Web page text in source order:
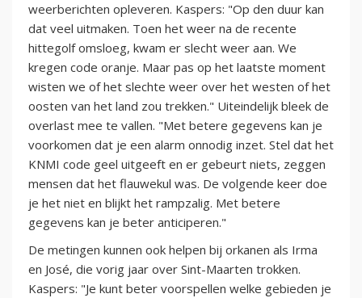
weerberichten opleveren. Kaspers: "Op den duur kan
dat veel uitmaken. Toen het weer na de recente
hittegolf omsloeg, kwam er slecht weer aan. We
kregen code oranje. Maar pas op het laatste moment
wisten we of het slechte weer over het westen of het
oosten van het land zou trekken." Uiteindelijk bleek de
overlast mee te vallen. "Met betere gegevens kan je
voorkomen dat je een alarm onnodig inzet. Stel dat het
KNMI code geel uitgeeft en er gebeurt niets, zeggen
mensen dat het flauwekul was. De volgende keer doe
je het niet en blijkt het rampzalig. Met betere
gegevens kan je beter anticiperen."
De metingen kunnen ook helpen bij orkanen als Irma
en José, die vorig jaar over Sint-Maarten trokken.
Kaspers: "Je kunt beter voorspellen welke gebieden je